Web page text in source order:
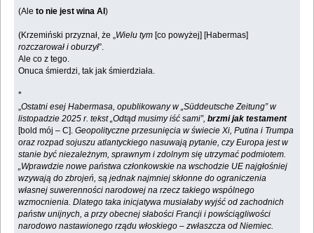
(Ale to nie jest wina AI)
(Krzemiński przyznał, że „Wielu tym [co powyżej] [Habermas]
rozczarował i oburzył”.
Ale co z tego.
Onuca śmierdzi, tak jak śmierdziała.
*
„Ostatni esej Habermasa, opublikowany w „Süddeutsche Zeitung” w
listopadzie 2025 r. tekst „Odtąd musimy iść sami”,brzmi jak testament
[bold mój – C]. Geopolityczne przesunięcia w świecie Xi, Putina i Trumpa
oraz rozpad sojuszu atlantyckiego nasuwają pytanie, czy Europa jest w
stanie być niezależnym, sprawnym i zdolnym się utrzymać podmiotem.
„Wprawdzie nowe państwa członkowskie na wschodzie UE najgłośniej
wzywają do zbrojeń, są jednak najmniej skłonne do ograniczenia
własnej suwerenności narodowej na rzecz takiego wspólnego
wzmocnienia. Dlatego taka inicjatywa musiałaby wyjść od zachodnich
państw unijnych, a przy obecnej słabości Francji i powściągliwości
narodowo nastawionego rządu włoskiego – zwłaszcza od Niemiec.